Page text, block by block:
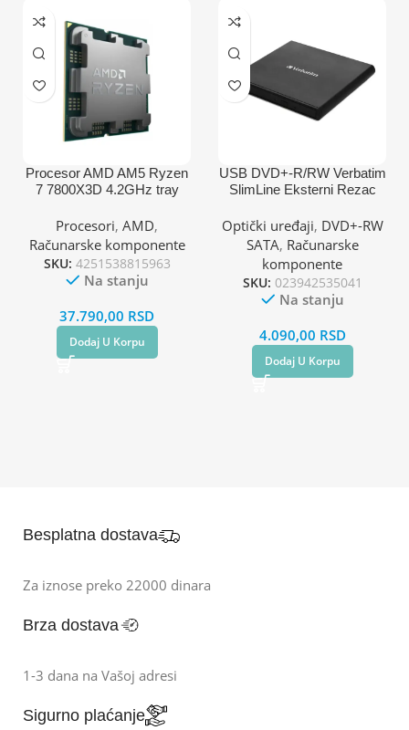
Procesor AMD AM5 Ryzen
7 7800X3D 4.2GHz tray
Procesori, AMD,
Računarske komponente
SKU: 4251538815963
Na stanju
37.790,00 RSD
Dodaj U Korpu
USB DVD+-R/RW Verbatim
SlimLine Eksterni Rezac
Optički uređaji, DVD+-RW
SATA, Računarske
komponente
SKU: 023942535041
Na stanju
4.090,00 RSD
Dodaj U Korpu
Besplatna dostava
Za iznose preko 22000 dinara
Brza dostava
1-3 dana na Vašoj adresi
Sigurno plaćanje